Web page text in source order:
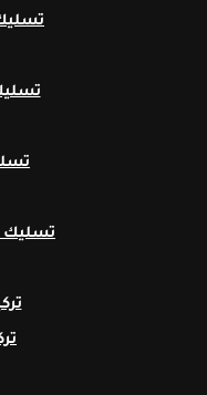
تسليك